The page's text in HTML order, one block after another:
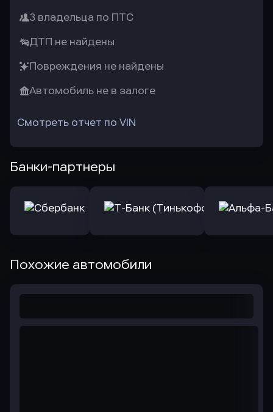
3 владельца по ПТС
ДТП не найдены
Повреждения не найдены
Автомобиль не в залоге
Смотреть отчет по VIN
Банки-партнеры
Похожие автомобили